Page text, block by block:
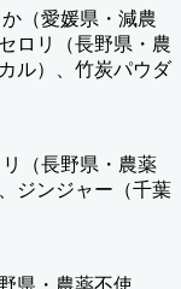
（愛媛県・減農
ロリ（長野県・農
ル）、竹炭パウダ
（長野県・農薬
ジンジャー（千葉
県・農薬不使